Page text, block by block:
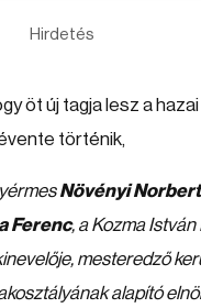
Hirdetés
öt új tagja lesz a
történik,
Növényi Norbert
Ferenc, a Kozma
mesteredző
alapító